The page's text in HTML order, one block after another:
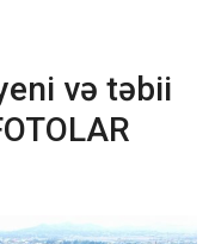
və təbii